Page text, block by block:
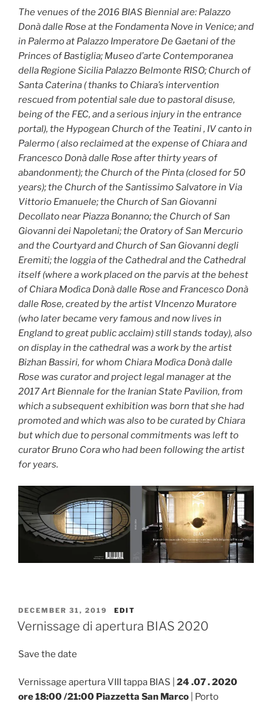
The venues of the 2016 BIAS Biennial are: Palazzo
Donà dalle Rose at the Fondamenta Nove in Venice; and
in Palermo at Palazzo Imperatore De Gaetani of the
Princes of Bastiglia; Museo d’arte Contemporanea
della Regione Sicilia Palazzo Belmonte RISO; Church of
Santa Caterina ( thanks to Chiara’s intervention
rescued from potential sale due to pastoral disuse,
being of the FEC, and a serious injury in the entrance
portal), the Hypogean Church of the Teatini , IV canto in
Palermo ( also reclaimed at the expense of Chiara and
Francesco Donà dalle Rose after thirty years of
abandonment); the Church of the Pinta (closed for 50
years); the Church of the Santissimo Salvatore in Via
Vittorio Emanuele; the Church of San Giovanni
Decollato near Piazza Bonanno; the Church of San
Giovanni dei Napoletani; the Oratory of San Mercurio
and the Courtyard and Church of San Giovanni degli
Eremiti; the loggia of the Cathedral and the Cathedral
itself (where a work placed on the parvis at the behest
of Chiara Modìca Donà dalle Rose and Francesco Donà
dalle Rose, created by the artist VIncenzo Muratore
(who later became very famous and now lives in
England to great public acclaim) still stands today), also
on display in the cathedral was a work by the artist
Bizhan Bassiri, for whom Chiara Modìca Donà dalle
Rose was curator and project legal manager at the
2017 Art Biennale for the Iranian State Pavilion, from
which a subsequent exhibition was born that she had
promoted and which was also to be curated by Chiara
but which due to personal commitments was left to
curator Bruno Cora who had been following the artist
for years.
POSTED
ON
DECEMBER 31, 2019 EDIT
Vernissage di apertura BIAS 2020
Save the date
Vernissage apertura VIII tappa BIAS |
24 .07 . 2020
ore 18:00 /21:00 Piazzetta San Marco | Porto